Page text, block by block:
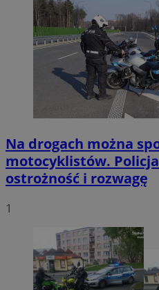
Na drogach można
motocyklistów.
ostrożność i rozwagę
1